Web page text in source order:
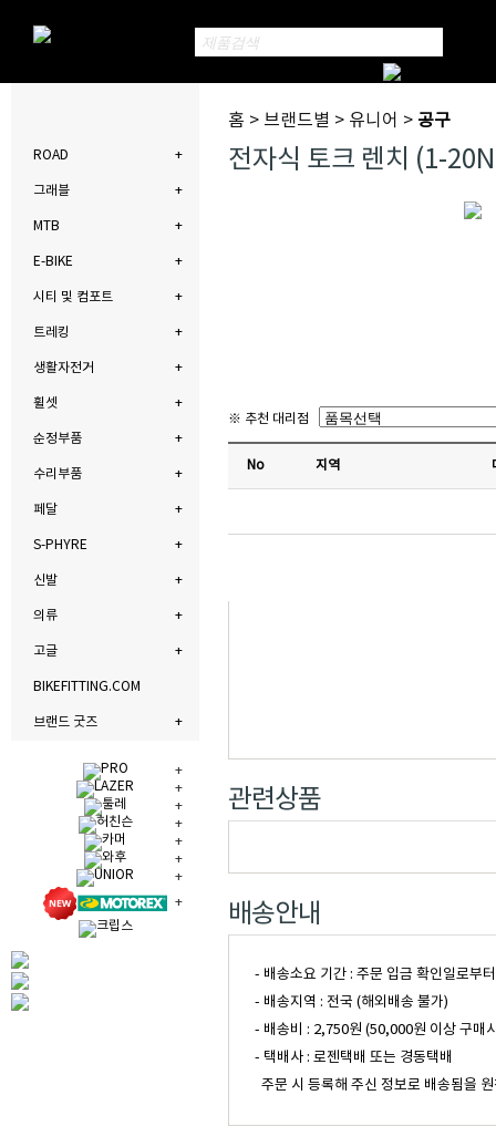
ROAD
그래블
MTB
E-BIKE
시티 및 컴포트
트레킹
생활자전거
휠셋
순정부품
수리부품
페달
S-PHYRE
신발
의류
고글
BIKEFITTING.COM
브랜드 굿즈
홈 > 브랜드별 > 유니어 > 공구
전자식 토크 렌치 (1-
※ 추천 대리점
No 지역
관련상품
배송안내
- 배송소요 기간 : 주문 입금 확인일로부
- 배송지역 : 전국 (해외배송 불가)
- 배송비 : 2,750원 (50,000원 이상 구매
- 택배사 : 로젠택배 또는 경동택배
주문 시 등록해 주신 정보로 배송됨을